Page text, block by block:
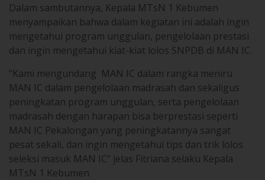
Dalam sambutannya, Kepala MTsN 1 Kebumen
menyampaikan bahwa dalam kegiatan ini adalah ingin
mengetahui program unggulan, pengelolaan prestasi
dan ingin mengetahui kiat-kiat lolos SNPDB di MAN IC.
“Kami mengundang MAN IC dalam rangka meniru
MAN IC dalam pengelolaan madrasah dan sekaligus
peningkatan program unggulan, serta pengelolaan
madrasah dengan harapan bisa berprestasi seperti
MAN IC Pekalongan yang peningkatannya sangat
pesat sekali, dan ingin mengetahui tips dan trik lolos
seleksi masuk MAN IC” jelas Fitriana selaku Kepala
MTsN 1 Kebumen.